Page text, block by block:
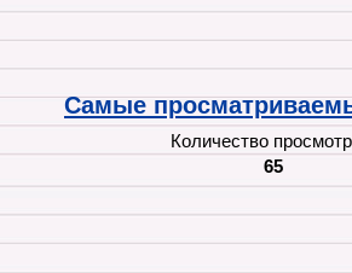
Самые
Количество
65